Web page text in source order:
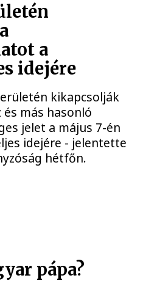
a
idejére
kikapcsolják
más hasonló
jelet a május 7-én
idejére - jelentette
hétfőn.
pápa?